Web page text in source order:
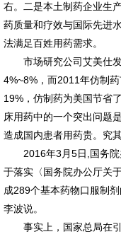
右。二是本土制药企业生
药质量和疗效与国际先进
法满足百姓用药需求。
市场研究公司艾美仕发
4%~8%，而2011年仿制
19%，仿制药为美国节省
床用药中的一个突出问题
造成国内患者用药贵。究
2016年3月5日,国务院
于落实〈国务院办公厅关
成289个基本药物口服制
李波说。
事实上，国家总局在引